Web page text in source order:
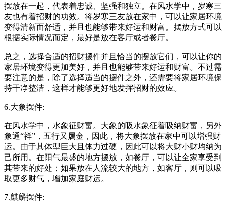
摆放在一起，代表着忠诚、坚强和独立。在风水学中，岁寒三
友也有着招财的功效。将岁寒三友放在家中，可以让家居环境
变得清新而舒适，并且也能够带来好运和财富。摆放方式可以
根据实际情况而定，最好是放在客厅或者餐厅。
总之，选择合适的招财摆件并且恰当的摆放它们，可以让你的
家居环境变得更加美好，并且也能够带来好运和财富。不过需
要注意的是，除了选择适当的摆件之外，还需要将家居环境保
持干净整洁，这样才能够更好地发挥招财的效应。
6.大象摆件:
在风水学中，水象征财富。大象的吸水象征着吸纳财富，另外
象通“祥”，五行又属金，因此，将大象摆放在家中可以增强财
运。由于其体型巨大且体力过硬，因此可以将大财小财均纳为
己所用。在阳气最盛的地方摆放，如餐厅，可以让全家享受到
其带来的好处；如果放在人流较大的地方，如客厅，则可以吸
取更多财气，增加家庭财运。
7.麒麟摆件: